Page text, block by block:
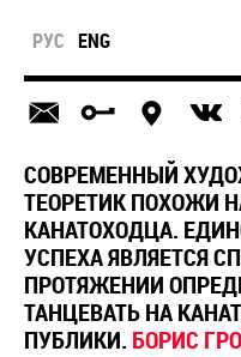
РУС ENG
СОВРЕМЕННЫЙ
ТЕОРЕТИК ПОХОЖИ
КАНАТОХОДЦА.
УСПЕХА ЯВЛЯЕТСЯ
ПРОТЯЖЕНИИ
ТАНЦЕВАТЬ НА
ПУБЛИКИ. БОРИС